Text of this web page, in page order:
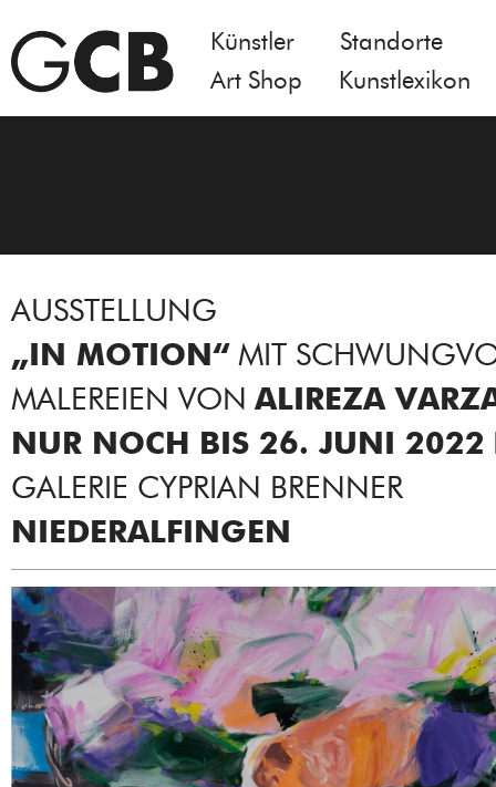
Künstler
Standorte
Art Shop
Kunstlexikon
AUSSTELLUNG
„IN MOTION“ MIT
MALEREIEN VON ALIREZA
NUR NOCH BIS 26. JUNI 2022
GALERIE CYPRIAN BRENNER
NIEDERALFINGEN